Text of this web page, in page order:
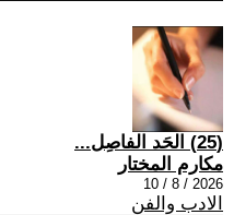
(25) الحَد الفاصِل...
مكارم المختار
2026 / 8 / 10
الادب والفن